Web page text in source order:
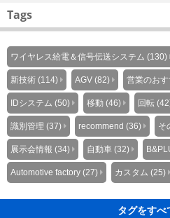
Tags
ワイヤレス給電＆信号伝送システム (130)
新技術 (114) AGV (82) 営業のお
IDシステム (50) 移動 (46) 回転
識別管理 (37) recommend (36) そ
展示会情報 (34) 自動車 (32)
Automotive factory (27) カスタム (25)
タグをすべ